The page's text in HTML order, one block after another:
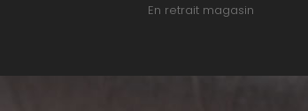
En retrait magasin